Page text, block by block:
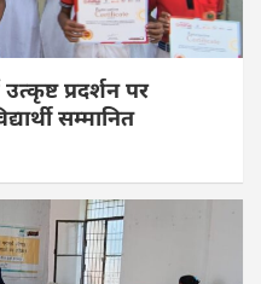
प्रदर्शन पर
सम्मानित